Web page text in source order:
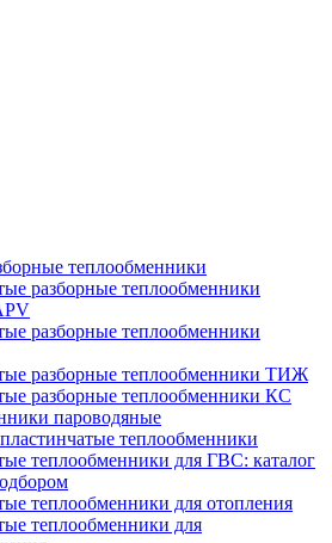
теплообменники
разборные теплообменники
разборные теплообменники
разборные теплообменники ТИЖ
разборные теплообменники КC
пароводяные
теплообменники
теплообменники для ГВС: каталог
теплообменники для отопления
теплообменники для